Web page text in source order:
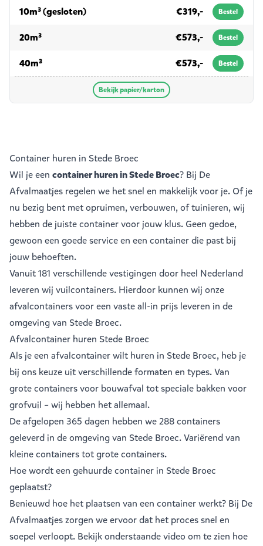
10m³ (gesloten)voor papier/karton €319,- Bestel
20m³voor papier/karton €573,- Bestel
40m³voor papier/karton €573,- Bestel
Bekijk papier/karton
Container huren in Stede Broec
Wil je een container huren in Stede Broec? Bij De
Afvalmaatjes regelen we het snel en makkelijk voor je. Of je
nu bezig bent met opruimen, verbouwen, of tuinieren, wij
hebben de juiste container voor jouw klus. Geen gedoe,
gewoon een goede service en een container die past bij
jouw behoeften.
Vanuit181 verschillende vestigingen door heel Nederland
leveren wij vuilcontainers. Hierdoor kunnen wij onze
afvalcontainers voor een vaste all-in prijs leveren in de
omgeving van Stede Broec.
Afvalcontainer huren Stede Broec
Als je een afvalcontainerwilt huren in Stede Broec, heb je
bij ons keuze uit verschillende formaten en types. Van
grote containers voor bouwafval tot speciale bakken voor
grofvuil – wij hebben het allemaal.
De afgelopen 365 dagen hebben we 288 containers
geleverd in de omgeving van Stede Broec. Variërend van
kleine containerstotgrote containers.
Hoe wordt een gehuurde container in Stede Broec
geplaatst?
Benieuwd hoe het plaatsen van een container werkt? Bij De
Afvalmaatjes zorgen we ervoor dat het proces snel en
soepel verloopt. Bekijk onderstaande video om te zien hoe